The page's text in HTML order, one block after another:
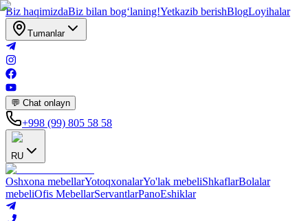
Biz haqimizdaBiz bilan bogʻlaning!Yetkazib berishBlogLoyihalar
Tumanlar
💬 Chat onlayn
+998 (99) 805 58 58
RU
Oshxona mebellarYotoqxonalarYo'lak mebeliShkaflarBolalar
mebeliOfis MebellarServantlarPanoEshiklar